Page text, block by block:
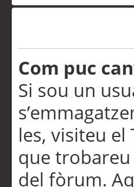
Com puc
Si sou un
les, visiteu el
que
del fòrum.